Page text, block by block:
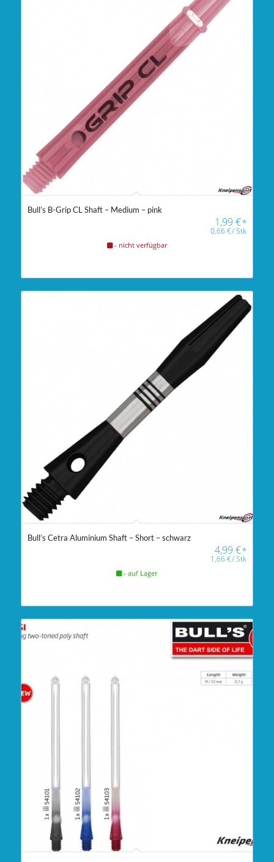
Bull’s B-Grip CL Shaft – Medium – pink
1,99€*
0,66€/Stk
- nicht verfügbar
Bull’s Cetra Aluminium Shaft – Short – schwarz
4,99€*
1,66€/Stk
- auf Lager